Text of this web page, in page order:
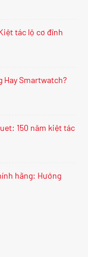
tác lộ cơ đỉnh
Hay Smartwatch?
150 năm kiệt tác
hãng: Hướng